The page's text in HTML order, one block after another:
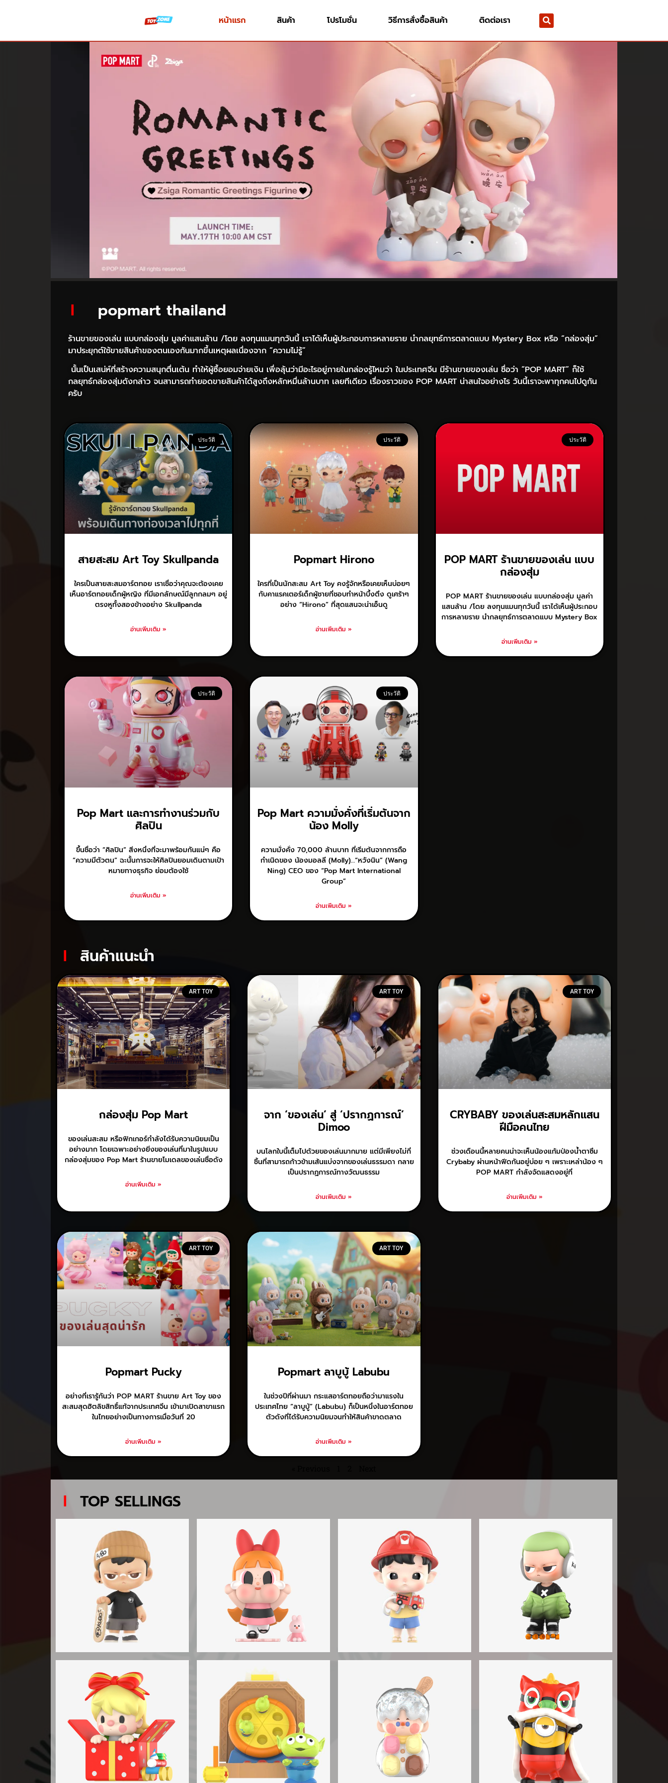
หน้าแรก สินค้า โปรโมชั่น วิธีการสั่งซื้อสินค้า ติดต่อเรา
l popmart thailand
ร้านขายของเล่น แบบกล่องสุ่ม มูลค่าแสนล้าน /โดย ลงทุนแมนทุกวันนี้ เราได้เห็นผู้ประกอบการหลายราย นำกลยุทธ์การตลาดแบบ Mystery Box หรือ “กล่องสุ่ม”
มาประยุกต์ใช้ขายสินค้าของตนเองกันมากขึ้นเหตุผลเนื่องจาก “ความไม่รู้”
นั้นเป็นเสน่ห์ที่สร้างความสนุกตื่นเต้น ทำให้ผู้ซื้อยอมจ่ายเงิน เพื่อลุ้นว่ามีอะไรอยู่ภายในกล่องรู้ไหมว่า ในประเทศจีน มีร้านขายของเล่น ชื่อว่า “POP MART” ก็ใช้
กลยุทธ์กล่องสุ่มดังกล่าว จนสามารถทำยอดขายสินค้าได้สูงถึงหลักหมื่นล้านบาท เลยทีเดียว เรื่องราวของ POP MART น่าสนใจอย่างไร วันนี้เราจะพาทุกคนไปดูกัน
ครับ
ประวัติ
สายสะสม Art Toy Skullpanda
ใครเป็นสายสะสมอาร์ตทอย เราเชื่อว่าคุณจะต้องเคย
เห็นอาร์ตทอยเด็กผู้หญิง ที่มีเอกลักษณ์มีลูกกลมๆ อยู่
ตรงหูทั้งสองข้างอย่าง Skullpanda
อ่านเพิ่มเติม »
ประวัติ
Popmart Hirono
ใครที่เป็นนักสะสม Art Toy คงรู้จักหรือเคยเห็นบ่อยๆ
กับคาแรคเตอร์เด็กผู้ชายที่ชอบทำหน้าบึ้งตึง ดูเศร้าๆ
อย่าง “Hirono” ที่สุดแสนจะน่าเอ็นดู
อ่านเพิ่มเติม »
ประวัติ
POP MART ร้านขายของเล่น แบบ
กล่องสุ่ม
POP MART ร้านขายของเล่น แบบกล่องสุ่ม มูลค่า
แสนล้าน /โดย ลงทุนแมนทุกวันนี้ เราได้เห็นผู้ประกอบ
การหลายราย นำกลยุทธ์การตลาดแบบ Mystery Box
อ่านเพิ่มเติม »
ประวัติ
Pop Mart และการทำงานร่วมกับ
ศิลปิน
ขึ้นชื่อว่า “ศิลปิน” สิ่งหนึ่งที่จะมาพร้อมกันแน่ๆ คือ
“ความมีตัวตน” ฉะนั้นการจะให้ศิลปินยอมเดินตามเป้า
หมายทางธุรกิจ ย่อมต้องใช้
อ่านเพิ่มเติม »
ประวัติ
Pop Mart ความมั่งคั่งที่เริ่มต้นจาก
น้อง Molly
ความมั่งคั่ง 70,000 ล้านบาท ที่เริ่มต้นจากการถือ
กำเนิดของ น้องมอลลี (Molly)…“หวังนิน” (Wang
Ning) CEO ของ “Pop Mart International
Group”
อ่านเพิ่มเติม »
l สินค้าแนะนำ
ART TOY
กล่องสุ่ม Pop Mart
ของเล่นสะสม หรือฟิกเกอร์กำลังได้รับความนิยมเป็น
อย่างมาก โดยเฉพาะอย่างยิ่งของเล่นที่มาในรูปแบบ
กล่องสุ่มของ Pop Mart ร้านขายโมเดลของเล่นชื่อดัง
อ่านเพิ่มเติม »
ART TOY
จาก ‘ของเล่น’ สู่ ‘ปรากฏการณ์’
Dimoo
บนโลกใบนี้เต็มไปด้วยของเล่นมากมาย แต่มีเพียงไม่กี่
ชิ้นที่สามารถก้าวข้ามเส้นแบ่งจากของเล่นธรรมดา กลาย
เป็นปรากฏการณ์ทางวัฒนธรรม
อ่านเพิ่มเติม »
ART TOY
CRYBABY ของเล่นสะสมหลักแสน
ฝีมือคนไทย
ช่วงเดือนนี้หลายคนน่าจะเห็นน้องแก้มป่องน้ำตาซึม
Crybaby ผ่านหน้าฟีดกันอยู่บ่อย ๆ เพราะเหล่าน้อง ๆ
POP MART กำลังจัดแสดงอยู่ที่
อ่านเพิ่มเติม »
ART TOY
Popmart Pucky
อย่างที่เรารู้กันว่า POP MART ร้านขาย Art Toy ของ
สะสมสุดฮิตลิขสิทธิ์แท้จากประเทศจีน เข้ามาเปิดสาขาแรก
ในไทยอย่างเป็นทางการเมื่อวันที่ 20
อ่านเพิ่มเติม »
ART TOY
Popmart ลาบูบู้ Labubu
ในช่วงปีที่ผ่านมา กระแสอาร์ตทอยถือว่ามาแรงใน
ประเทศไทย “ลาบูบู้” (Labubu) ก็เป็นหนึ่งในอาร์ตทอย
ตัวดังที่ได้รับความนิยมจนทำให้สินค้าขาดตลาด
อ่านเพิ่มเติม »
l TOP SELLINGS